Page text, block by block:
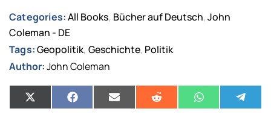
Categories: All Books, Bücher auf Deutsch,John
Coleman - DE
Tags:Geopolitik, Geschichte, Politik
Author:John Coleman